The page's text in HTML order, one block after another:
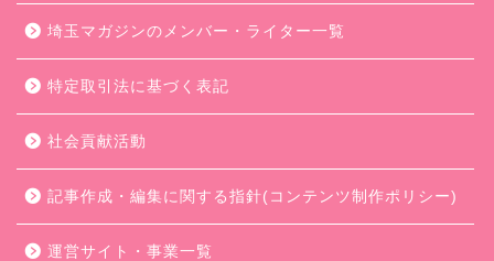
埼玉マガジンのメンバー・ライター一覧
特定取引法に基づく表記
社会貢献活動
記事作成・編集に関する指針(コンテンツ制作ポリシー)
運営サイト・事業一覧